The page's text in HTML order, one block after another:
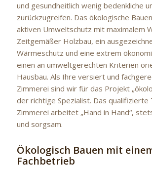
und gesundheitlich wenig bedenkliche
zurückzugreifen. Das ökologische
aktiven Umweltschutz mit maximalem
Zeitgemäßer Holzbau, ein
Wärmeschutz und eine extrem
einen an umweltgerechten Kriterien
Hausbau. Als Ihre versiert und
Zimmerei sind wir für das Projekt
der richtige Spezialist. Das qualifizierte
Zimmerei arbeitet „Hand in Hand“,
und sorgsam.
Ökologisch Bauen mit
Fachbetrieb